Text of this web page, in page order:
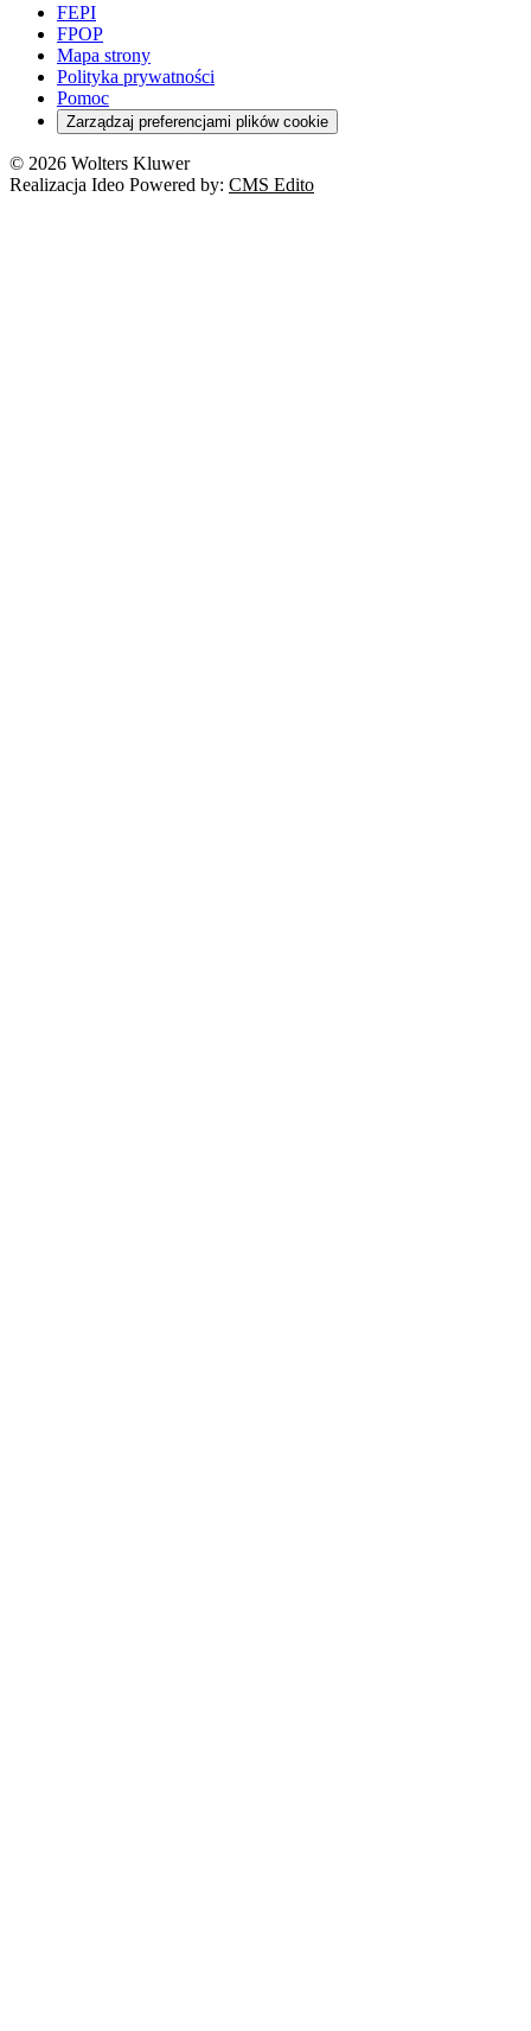
ESG
Kredyty
Cło
Deregulacja
Cyberbezpieczeństwo
Franczyza
Prawo autorskie
Pacjent
Szkoła i uczeń
Turystyka
Orzeczenia
RODO
FEPI
FPOP
Mapa strony
Polityka prywatności
Pomoc
Zarządzaj preferencjami plików cookie
© 2026 Wolters Kluwer
Realizacja Ideo Powered by: CMS Edito